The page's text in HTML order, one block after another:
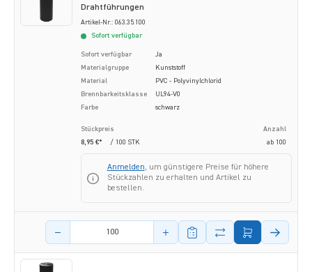
Drahtführungen
Artikel-Nr.: 063.35.100
Sofort verfügbar
Sofort verfügbar
Ja
Materialgruppe
Kunststoff
Material
PVC - Polyvinylchlorid
Brennbarkeitsklasse
UL94-V0
Farbe
schwarz
Stückpreis
Anzahl
8,95 €*
/ 100 STK ab 100
Anmelden, um günstigere Preise für höhere
Stückzahlen zu erhalten und Artikel zu
bestellen.
Menge des Artikels